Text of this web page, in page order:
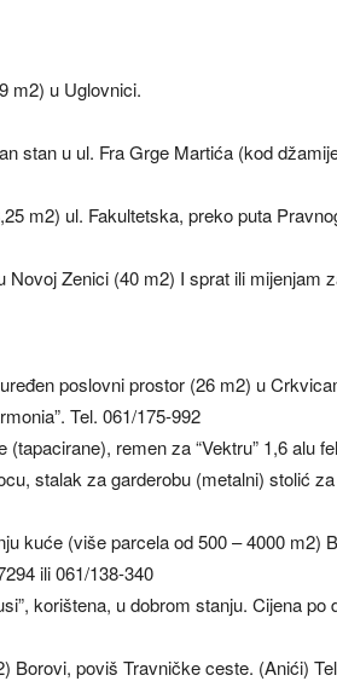
m2) u Uglovnici.
stan u ul. Fra Grge Martića (kod
m2) ul. Fakultetska, preko puta
Novoj Zenici (40 m2) I sprat ili mijenjam
poslovni prostor (26 m2) u
Tel. 061/175-992
remen za “Vektru” 1,6 alu
stalak za garderobu (metalni) stolić
kuće (više parcela od 500 – 4000 m2)
ili 061/138-340
korištena, u dobrom stanju. Cijena po
Borovi, poviš Travničke ceste. (Anići)